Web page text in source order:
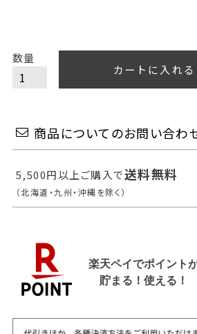
カートに入れる
商品についてのお問い合わ
5,500円以上ご購入で送料無料
（北海道・九州・沖縄を除く）